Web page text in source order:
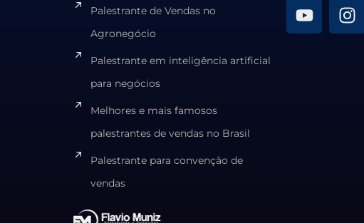
Palestrante de Vendas no
Agronegócio
Palestrante em inteligência artificial
para negócios
Melhores e mais famosos
palestrantes de vendas no Brasil
Palestrante para convenção de
vendas